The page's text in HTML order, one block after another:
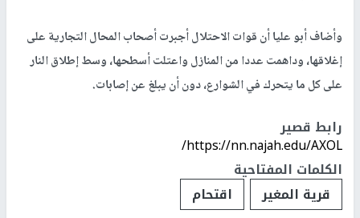
وأضاف أبو عليا أن قوات الاحتلال أجبرت أصحاب المحال التجارية على
إغلاقها، وداهمت عددا من المنازل واعتلت أسطحها، وسط إطلاق النار
على كل ما يتحرك في الشوارع، دون أن يبلغ عن إصابات.
رابط قصير
https://nn.najah.edu/AXOL/
الكلمات المفتاحية
قرية المغير
اقتحام